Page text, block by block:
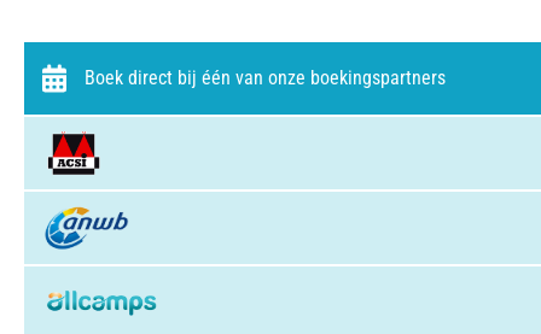
Boek direct bij één van onze boekingspartners